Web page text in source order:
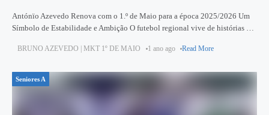
Antónïo Azevedo Renova com o 1.º de Maio para a época 2025/2026 Um
Símbolo de Estabilidade e Ambição O futebol regional vive de histórias de
BRUNO AZEVEDO | MKT 1º DE MAIO 1 ano ago Read More
Seniores A